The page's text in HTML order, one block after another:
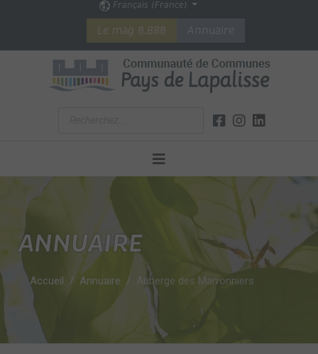
Français (France)
Le mag 8.888 Annuaire
ANNUAIRE
Accueil Annuaire Auberge des Marronniers